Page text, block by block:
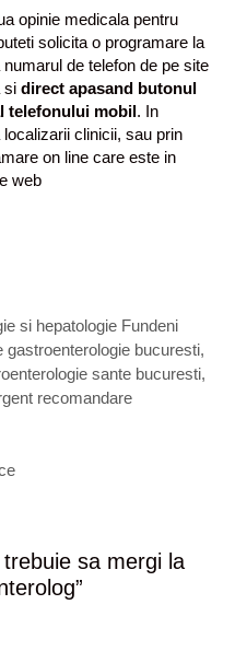
opinie medicala pentru
solicita o programare la
de telefon de pe site
si direct apasand butonul
telefonului mobil. In
clinicii, sau prin
on line care este in
web
si hepatologie Fundeni
gastroenterologie bucuresti,
sante bucuresti,
recomandare
trebuie sa mergi la
”